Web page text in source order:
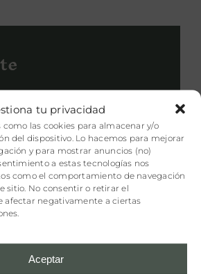
tu privacidad
las cookies para almacenar y/o
del dispositivo. Lo hacemos para mejorar
y para mostrar anuncios (no)
a estas tecnologías nos
como el comportamiento de navegación
sitio. No consentir o retirar el
afectar negativamente a ciertas
Aceptar
por suscribirte a nuestra
y comunicaciones
por correo electrónico.
SUSCRIBIRME